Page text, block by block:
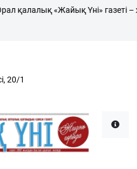
(Фрунзе)
қалалық «Жайық Үні» газеті
20/1